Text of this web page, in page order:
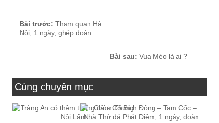
Bài trước: Tham quan Hà
Nội, 1 ngày, ghép đoàn
Bài sau: Vua Mèo là ai ?
Cùng chuyên mục